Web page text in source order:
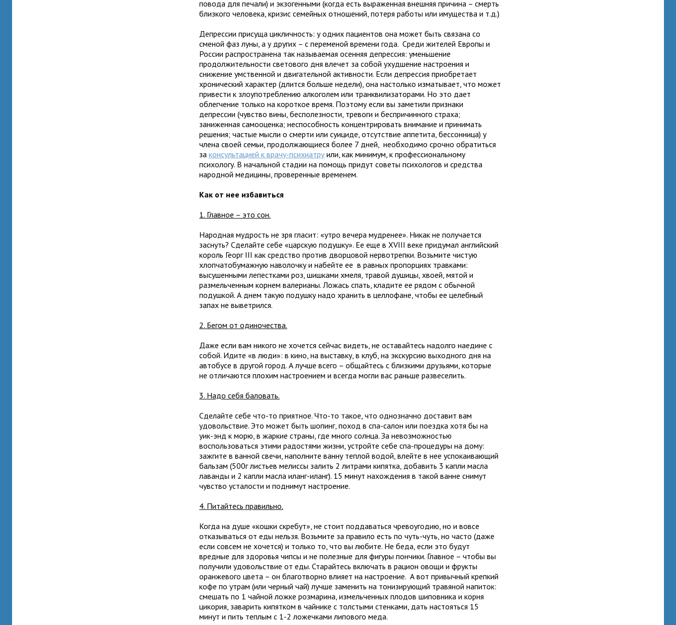
повода для печали) и экзогенными (когда есть выраженная внешняя причина – смерть
близкого человека, кризис семейных отношений, потеря работы или имущества и т.д.)
Депрессии присуща цикличность: у одних пациентов она может быть связана со
сменой фаз луны, а у других – с переменой времени года. Среди жителей Европы и
России распространена так называемая осенняя депрессия: уменьшение
продолжительности светового дня влечет за собой ухудшение настроения и
снижение умственной и двигательной активности. Если депрессия приобретает
хронический характер (длится больше недели), она настолько изматывает, что может
привести к злоупотреблению алкоголем или транквилизаторами. Но это дает
облегчение только на короткое время. Поэтому если вы заметили признаки
депрессии (чувство вины, бесполезности, тревоги и беспричинного страха;
заниженная самооценка; неспособность концентрировать внимание и принимать
решения; частые мысли о смерти или суициде, отсутствие аппетита, бессонница) у
члена своей семьи, продолжающиеся более 7 дней, необходимо срочно обратиться
законсультацией к врачу-психиатру или, как минимум, к профессиональному
психологу. В начальной стадии на помощь придут советы психологов и средства
народной медицины, проверенные временем.
Как от нее избавиться
1. Главное – это сон.
Народная мудрость не зря гласит: «утро вечера мудренее». Никак не получается
заснуть? Сделайте себе «царскую подушку». Ее еще в XVIII веке придумал английский
король Георг III как средство против дворцовой нервотрепки. Возьмите чистую
хлопчатобумажную наволочку и набейте ее в равных пропорциях травками:
высушенными лепестками роз, шишками хмеля, травой душицы, хвоей, мятой и
размельченным корнем валерианы. Ложась спать, кладите ее рядом с обычной
подушкой. А днем такую подушку надо хранить в целлофане, чтобы ее целебный
запах не выветрился.
2. Бегом от одиночества.
Даже если вам никого не хочется сейчас видеть, не оставайтесь надолго наедине с
собой. Идите «в люди»: в кино, на выставку, в клуб, на экскурсию выходного дня на
автобусе в другой город. А лучше всего – общайтесь с близкими друзьями, которые
не отличаются плохим настроением и всегда могли вас раньше развеселить.
3. Надо себя баловать.
Сделайте себе что-то приятное. Что-то такое, что однозначно доставит вам
удовольствие. Это может быть шопинг, поход в спа-салон или поездка хотя бы на
уик-энд к морю, в жаркие страны, где много солнца. За невозможностью
воспользоваться этими радостями жизни, устройте себе спа-процедуры на дому:
зажгите в ванной свечи, наполните ванну теплой водой, влейте в нее успокаивающий
бальзам (500г листьев мелиссы залить 2 литрами кипятка, добавить 3 капли масла
лаванды и 2 капли масла иланг-иланг). 15 минут нахождения в такой ванне снимут
чувство усталости и поднимут настроение.
4. Питайтесь правильно.
Когда на душе «кошки скребут», не стоит поддаваться чревоугодию, но и вовсе
отказываться от еды нельзя. Возьмите за правило есть по чуть-чуть, но часто (даже
если совсем не хочется) и только то, что вы любите. Не беда, если это будут
вредные для здоровья чипсы и не полезные для фигуры пончики. Главное – чтобы вы
получили удовольствие от еды. Старайтесь включать в рацион овощи и фрукты
оранжевого цвета – он благотворно влияет на настроение. А вот привычный крепкий
кофе по утрам (или черный чай) лучше заменить на тонизирующий травяной напиток:
смешать по 1 чайной ложке розмарина, измельченных плодов шиповника и корня
цикория, заварить кипятком в чайнике с толстыми стенками, дать настояться 15
минут и пить теплым с 1-2 ложечками липового меда.